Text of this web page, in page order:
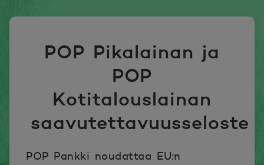
POP Pikalainan ja
POP
Kotitalouslainan
saavutettavuusseloste
POP Pankki noudattaa EU:n